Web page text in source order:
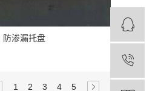
防渗漏托盘
1 2 3 4 5